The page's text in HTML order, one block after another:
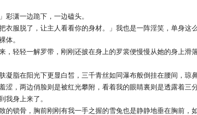
彩潇一边跪下，一边磕头。
衣服脱了，让主人看看你的身材。」我也是一阵淫笑，单身这
体。
，轻轻一解罗带，刚刚还披在身上的罗裳便慢慢从她的身上滑
凝脂在阳光下更显白皙，三千青丝如同瀑布般倒挂在腰间，琼
涩，两边俏脸则是被红光攀附，看着我的眼睛裏则是透露着三
我身上来了。
的锁骨，胸前刚刚有我一手之握的雪兔也是静静地垂在胸前，